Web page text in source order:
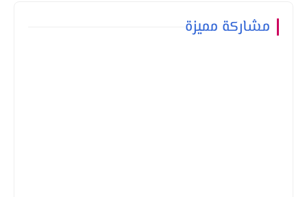
مشاركة مميزة